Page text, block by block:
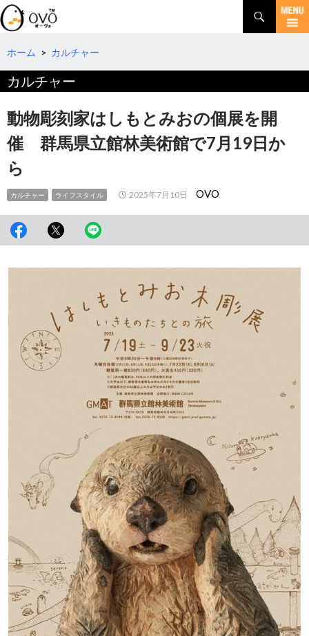
検
索
コ
テ
ツ
へ
移
動
ホーム > カルチャー
カルチャー
動物彫刻家はしもとみおの個展を開
催 群馬県立館林美術館で7月19日か
ら
カルチャー ライフスタイル 2025年7月10日 OVO